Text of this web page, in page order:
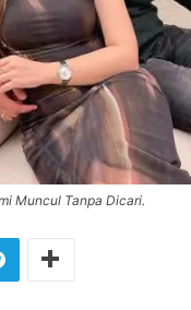
Muncul Tanpa Dicari.